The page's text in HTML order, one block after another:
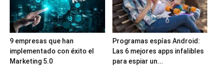
9 empresas que han
implementado con éxito el
Marketing 5.0
Programas espías Android:
Las 6 mejores apps infalibles
para espiar un...